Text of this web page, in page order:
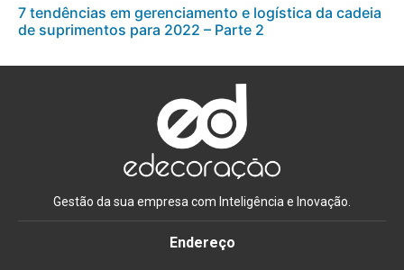
7 tendências em gerenciamento e logística da cadeia
de suprimentos para 2022 – Parte 2
Gestão da sua empresa com Inteligência e Inovação.
Endereço